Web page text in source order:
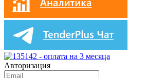
Авторизация